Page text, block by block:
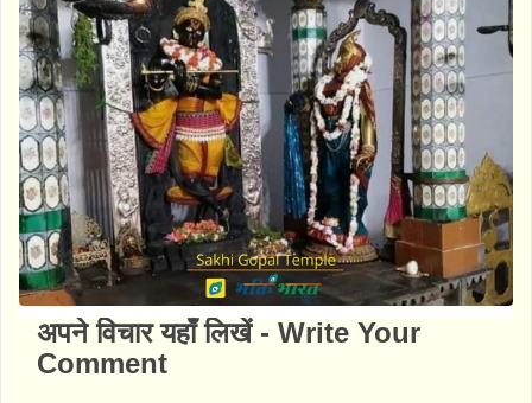
अपने विचार यहाँ लिखें - Write Your
Comment